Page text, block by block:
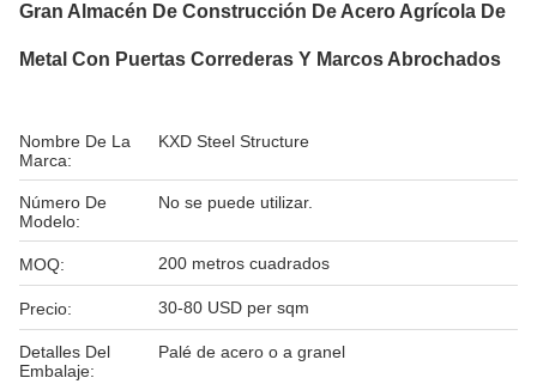
Gran Almacén De Construcción De Acero Agrícola De
Metal Con Puertas Correderas Y Marcos Abrochados
Nombre De La
Marca:
KXD Steel Structure
Número De
Modelo:
No se puede utilizar.
MOQ: 200 metros cuadrados
Precio: 30-80 USD per sqm
Detalles Del
Embalaje:
Palé de acero o a granel